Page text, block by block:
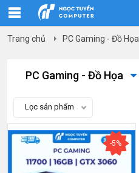
Trang chủ PC Gaming - Đồ Họa
PC Gaming - Đồ Họa
Lọc sản phẩm
-5%